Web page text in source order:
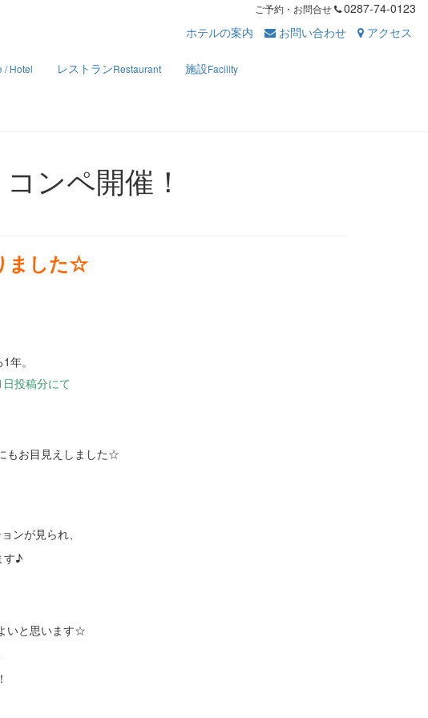
ご予約・お問合せ
0287-74-0123
ホテルの案内
お問い合わせ アクセス
/ Hotel レストランRestaurant 施設Facility
ンペ開催！
ました☆
年。
投稿分にて
もお目見えしました☆
ンが見られ、
す♪
いと思います☆